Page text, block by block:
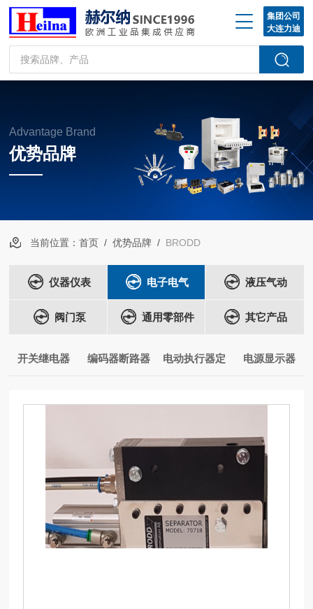
集团公司
大连力迪
Advantage Brand
优势品牌
当前位置：首页 /优势品牌 / BRODD
仪器仪表 电子电气 液压气动
阀门泵 通用零部件 其它产品
开关继电器 编码器断路器 电动执行器定 电源显示器